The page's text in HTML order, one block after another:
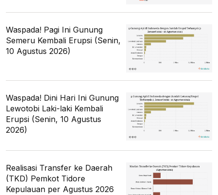
Waspada! Pagi Ini Gunung
Semeru Kembali Erupsi (Senin,
10 Agustus 2026)
Waspada! Dini Hari Ini Gunung
Lewotobi Laki-laki Kembali
Erupsi (Senin, 10 Agustus
2026)
Realisasi Transfer ke Daerah
(TKD) Pemkot Tidore
Kepulauan per Agustus 2026